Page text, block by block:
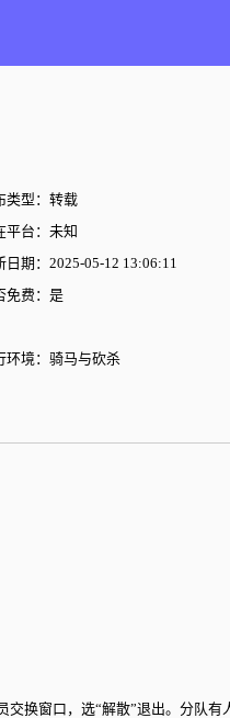
类型：转载
平台：未知
日期：2025-05-12 13:06:11
免费：是
环境：骑马与砍杀
换窗口，选“解散”退出。分队有